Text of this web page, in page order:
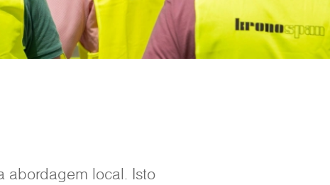
abordagem local. Isto